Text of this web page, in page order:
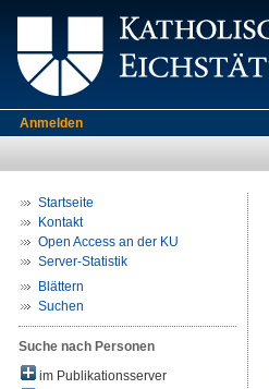
Anmelden
Startseite
Kontakt
Open Access an der KU
Server-Statistik
Blättern
Suchen
Suche nach Personen
im Publikationsserver